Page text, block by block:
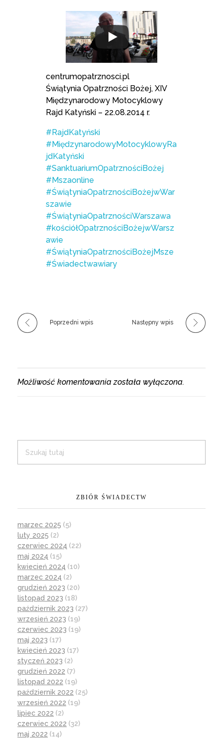
centrumopatrznosci.pl
Świątynia Opatrzności Bożej, XIV
Międzynarodowy Motocyklowy
Rajd Katyński – 22.08.2014 r.
#RajdKatyński
#MiędzynarodowyMotocyklowyRa
jdKatyński
#SanktuariumOpatrznościBożej
#Mszaonline
#ŚwiątyniaOpatrznościBożejwWar
szawie
#ŚwiątyniaOpatrznościWarszawa
#kościółOpatrznościBożejwWarsz
awie
#ŚwiątyniaOpatrznościBożejMsze
#Świadectwawiary
Poprzedni wpis Następny wpis
Możliwość komentowania została wyłączona.
ZBIÓR ŚWIADECTW
marzec 2025 (5)
luty 2025 (2)
czerwiec 2024 (22)
maj 2024 (15)
kwiecień 2024 (10)
marzec 2024 (2)
grudzień 2023 (20)
listopad 2023 (18)
październik 2023 (27)
wrzesień 2023 (19)
czerwiec 2023 (19)
maj 2023 (17)
kwiecień 2023 (17)
styczeń 2023 (2)
grudzień 2022 (7)
listopad 2022 (19)
październik 2022 (25)
wrzesień 2022 (19)
lipiec 2022 (2)
czerwiec 2022 (32)
maj 2022 (14)